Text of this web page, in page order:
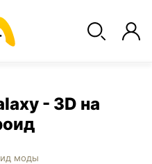
- 3D на
моды